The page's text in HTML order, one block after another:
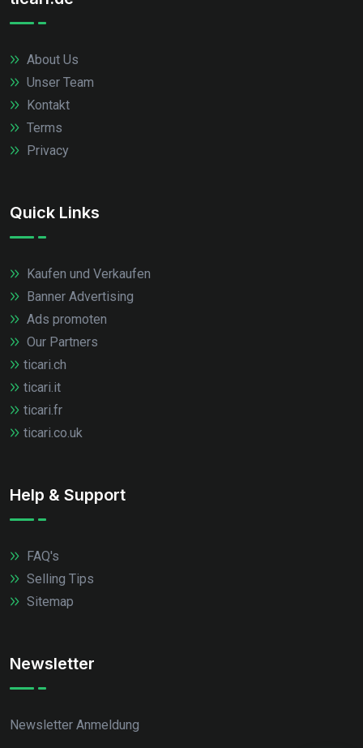
About Us
Unser Team
Kontakt
Terms
Privacy
Quick Links
Kaufen und Verkaufen
Banner Advertising
Ads promoten
Our Partners
ticari.ch
ticari.it
ticari.fr
ticari.co.uk
Help & Support
FAQ's
Selling Tips
Sitemap
Newsletter
Newsletter Anmeldung